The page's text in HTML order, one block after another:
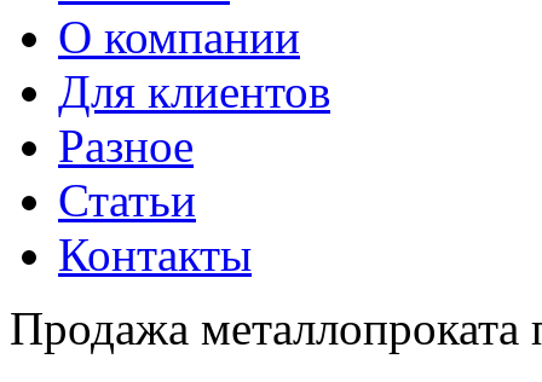
О компании
Для клиентов
Разное
Статьи
Контакты
Продажа металлопроката